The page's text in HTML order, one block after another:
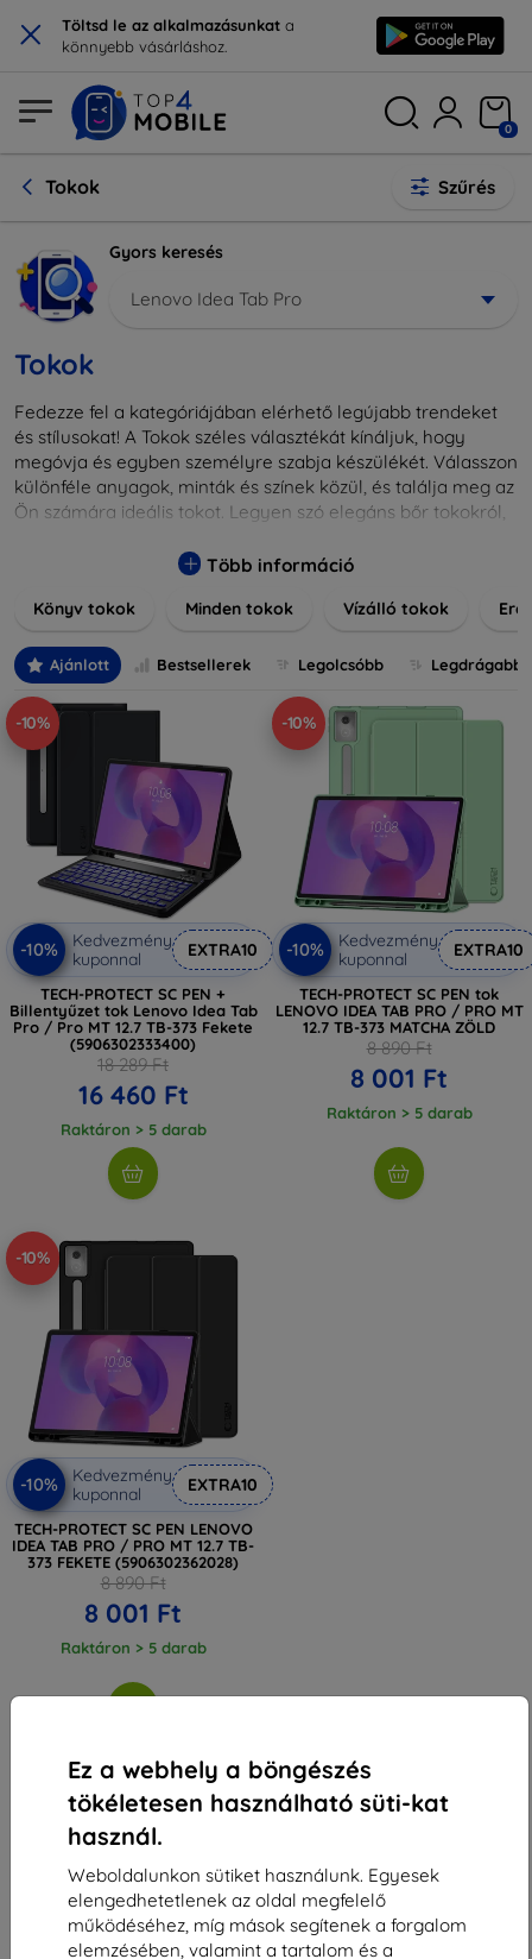
× Töltsd le az alkalmazásunkat a
könnyebb vásárláshoz.
Ez a webhely a böngészés
tökéletesen használható süti-kat
használ.
Weboldalunkon sütiket használunk. Egyesek
elengedhetetlenek az oldal megfelelő
működéséhez, míg mások segítenek a forgalom
elemzésében, valamint a tartalom és a
0
Tokok Szűrés
Gyors keresés
Lenovo Idea Tab Pro
Tokok
Fedezze fel a kategóriájában elérhető legújabb trendeket
és stílusokat! A Tokok széles választékát kínáljuk, hogy
megóvja és egyben személyre szabja készülékét. Válasszon
különféle anyagok, minták és színek közül, és találja meg az
Ön számára ideális tokot. Legyen szó elegáns bőr tokokról,
nálunk mindenki megtalálja a stílusához leginkább illő
különlegesebbé eszközeit a tökéletes tokkal!
Több információ
Könyv tokok Minden tokok Vízálló tokok
Ajánlott Bestsellerek Legolcsóbb Legdrágabb
-10%
-10%
Kedvezmény
kuponnal
EXTRA10
TECH-PROTECT SC PEN +
Billentyűzet tok Lenovo Idea Tab
Pro / Pro MT 12.7 TB-373 Fekete
(5906302333400)
18 289 Ft
16 460 Ft
Raktáron > 5 darab
-10%
-10%
Kedvezmény
kuponnal
EXTRA10
TECH-PROTECT SC PEN tok
LENOVO IDEA TAB PRO / PRO MT
12.7 TB-373 MATCHA ZÖLD
8 890 Ft
8 001 Ft
Raktáron > 5 darab
-10%
-10%
Kedvezmény
kuponnal
EXTRA10
TECH-PROTECT SC PEN LENOVO
IDEA TAB PRO / PRO MT 12.7 TB-
373 FEKETE (5906302362028)
8 890 Ft
8 001 Ft
Raktáron > 5 darab
Összes találat3.